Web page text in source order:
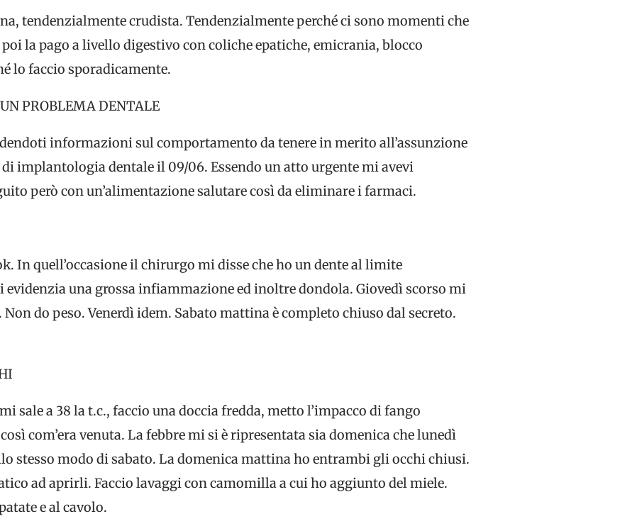
tendenzialmente crudista. Tendenzialmente perché ci sono momenti che
poi la pago a livello digestivo con coliche epatiche, emicrania, blocco
lo faccio sporadicamente.
PROBLEMA DENTALE
informazioni sul comportamento da tenere in merito all’assunzione
implantologia dentale il 09/06. Essendo un atto urgente mi avevi
però con un’alimentazione salutare così da eliminare i farmaci.
In quell’occasione il chirurgo mi disse che ho un dente al limite
evidenzia una grossa infiammazione ed inoltre dondola. Giovedì scorso mi
do peso. Venerdì idem. Sabato mattina è completo chiuso dal secreto.
sale a 38 la t.c., faccio una doccia fredda, metto l’impacco di fango
com’era venuta. La febbre mi si è ripresentata sia domenica che lunedì
stesso modo di sabato. La domenica mattina ho entrambi gli occhi chiusi.
ad aprirli. Faccio lavaggi con camomilla a cui ho aggiunto del miele.
e al cavolo.